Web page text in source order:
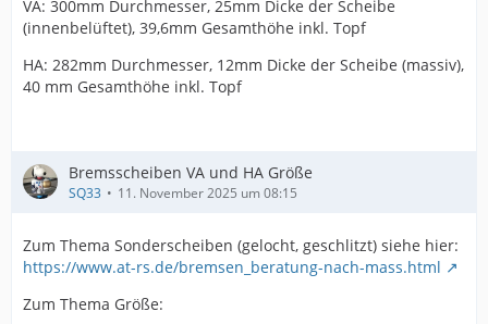
VA: 300mm Durchmesser, 25mm Dicke der Scheibe
(innenbelüftet), 39,6mm Gesamthöhe inkl. Topf
HA: 282mm Durchmesser, 12mm Dicke der Scheibe (massiv),
40 mm Gesamthöhe inkl. Topf
Bremsscheiben VA und HA Größe
SQ33 11. November 2025 um 08:15
Zum Thema Sonderscheiben (gelocht, geschlitzt) siehe hier:
https://www.at-rs.de/bremsen_beratung-nach-mass.html
Zum Thema Größe: